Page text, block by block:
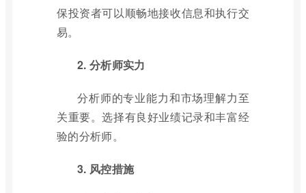
保投资者可以顺畅地接收信息和执行交
易。
2. 分析师实力
分析师的专业能力和市场理解力至
关重要。选择有良好业绩记录和丰富经
验的分析师。
3. 风控措施